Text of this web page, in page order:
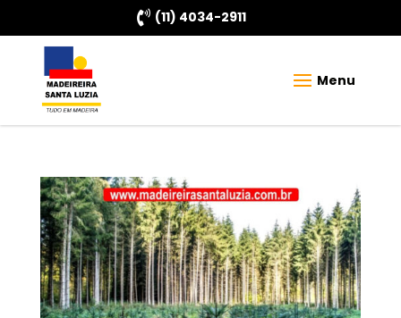
 (11) 4034-2911